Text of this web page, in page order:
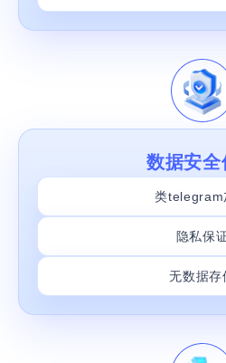
数据安全
类telegram
隐私保
无数据存